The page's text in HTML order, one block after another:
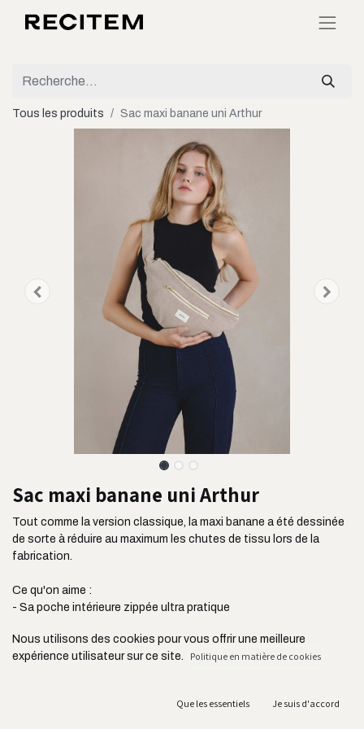
Tous les produits Sac maxi banane uni Arthur
Sac maxi banane uni Arthur
Tout comme la version classique, la maxi banane a été dessinée
de sorte à réduire au maximum les chutes de tissu lors de la
fabrication.
Ce qu'on aime :
- Sa poche intérieure zippée ultra pratique
- Son tissu ultra résistant issu de l'industrie de l'ameublement
- Sa poche plaquée située à l'avant pour ranger votre téléphone
- Sa fabrication au Portugal et en circuit court acheminé en
Nous utilisons des cookies pour vous offrir une meilleure
expérience utilisateur sur ce site.
Politique en matière de cookies
Que les essentiels Je suis d'accord